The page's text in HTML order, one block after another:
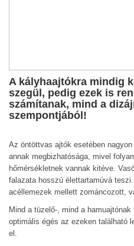
A kályhaajtókra mindig
szegül, pedig ezek is
számítanak, mind a
szempontjából!
Az öntöttvas ajtók esetében
annak megbizhatósága, mivel
hőmérsékletnek vannak kitéve.
falazata hosszú élettartamúvá
acéllemezek mellett zománcozott,
Mind a tüzelő-, mind a
optimális égés az ezeken található
el.